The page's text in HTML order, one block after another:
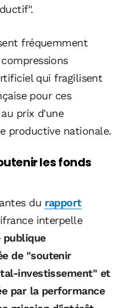
fréquemment
qui fragilisent
pour ces
prix d'une
productive nationale.
les fonds
du rapport
interpelle
publique
de "soutenir
investissement" et
par la performance